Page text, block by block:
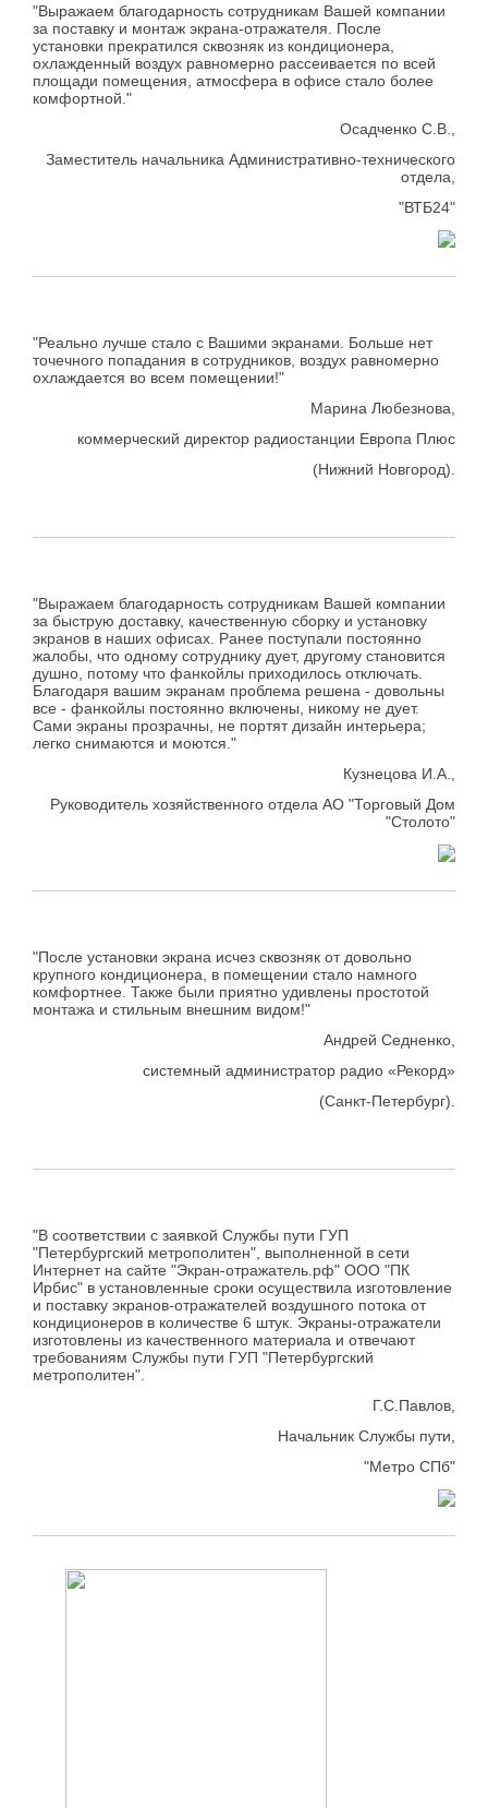
"Выражаем благодарность сотрудникам Вашей компании
за поставку и монтаж экрана-отражателя. После
установки прекратился сквозняк из кондиционера,
охлажденный воздух равномерно рассеивается по всей
площади помещения, атмосфера в офисе стало более
комфортной."
Осадченко С.В.,
Заместитель начальника Административно-технического
отдела,
"ВТБ24"
"Реально лучше стало с Вашими экранами. Больше нет
точечного попадания в сотрудников, воздух равномерно
охлаждается во всем помещении!"
Марина Любезнова,
коммерческий директор радиостанции Европа Плюс
(Нижний Новгород).
"Выражаем благодарность сотрудникам Вашей компании
за быструю доставку, качественную сборку и установку
экранов в наших офисах. Ранее поступали постоянно
жалобы, что одному сотруднику дует, другому становится
душно, потому что фанкойлы приходилось отключать.
Благодаря вашим экранам проблема решена - довольны
все - фанкойлы постоянно включены, никому не дует.
Сами экраны прозрачны, не портят дизайн интерьера;
легко снимаются и моются."
Кузнецова И.А.,
Руководитель хозяйственного отдела АО "Торговый Дом
"Столото"
"После установки экрана исчез сквозняк от довольно
крупного кондиционера, в помещении стало намного
комфортнее. Также были приятно удивлены простотой
монтажа и стильным внешним видом!"
Андрей Седненко,
системный администратор радио «Рекорд»
(Санкт-Петербург).
"В соответствии с заявкой Службы пути ГУП
"Петербургский метрополитен", выполненной в сети
Интернет на сайте "Экран-отражатель.рф" ООО "ПК
Ирбис" в установленные сроки осуществила изготовление
и поставку экранов-отражателей воздушного потока от
кондиционеров в количестве 6 штук. Экраны-отражатели
изготовлены из качественного материала и отвечают
требованиям Службы пути ГУП "Петербургский
метрополитен".
Г.С.Павлов,
Начальник Службы пути,
"Метро СПб"